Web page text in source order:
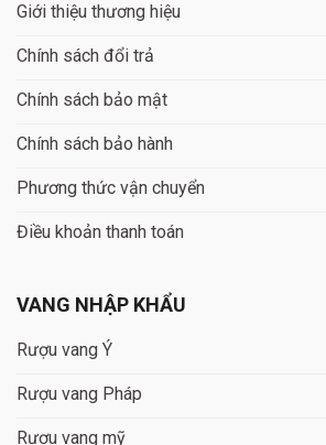
Giới thiệu thương hiệu
Chính sách đổi trả
Chính sách bảo mật
Chính sách bảo hành
Phương thức vận chuyển
Điều khoản thanh toán
VANG NHẬP KHẨU
Rượu vang Ý
Rượu vang Pháp
Rượu vang mỹ